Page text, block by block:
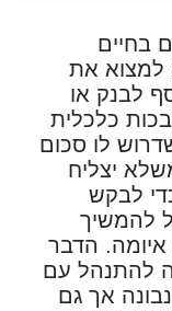
את
או
כלכלית
לו סכום
יצליח
לבקש
הדבר
עם
אך גם